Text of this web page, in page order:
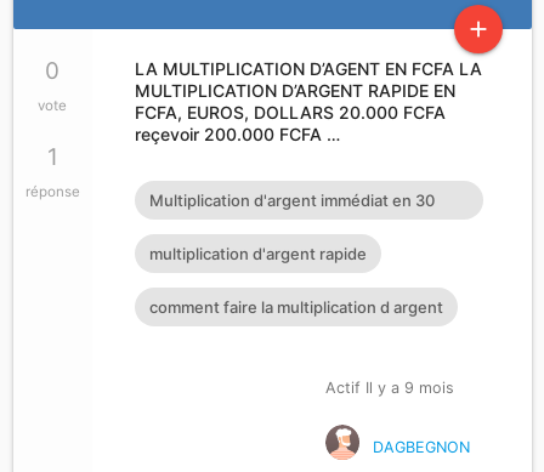
add
0
vote
1
réponse
LA MULTIPLICATION D’AGENT EN FCFA LA
MULTIPLICATION D’ARGENT RAPIDE EN
FCFA, EUROS, DOLLARS 20.000 FCFA
reçevoir 200.000 FCFA …
Multiplication d'argent immédiat en 30
minutes
multiplication d'argent rapide
comment faire la multiplication d argent
Actif Il y a 9 mois
DAGBEGNON